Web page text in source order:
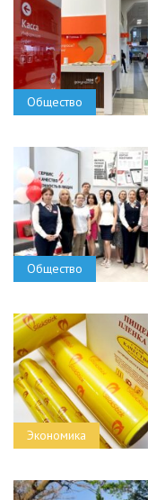
Общество
Общество
Экономика